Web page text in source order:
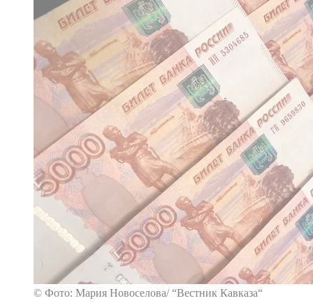
© Фото: Мария Новоселова/ “Вестник Кавказа“